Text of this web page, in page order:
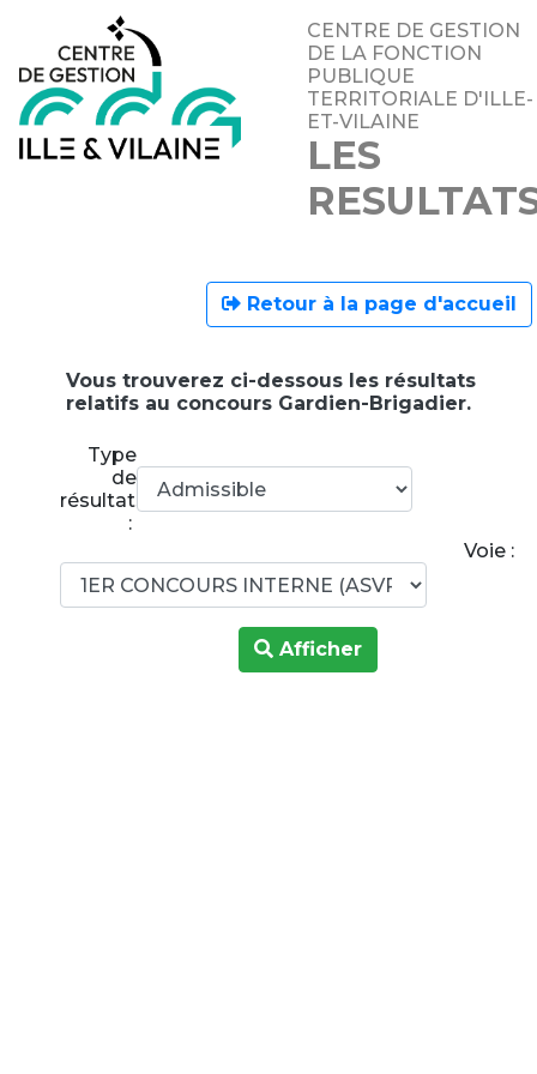
CENTRE DE GESTION
DE LA FONCTION
PUBLIQUE
TERRITORIALE D'ILLE-
ET-VILAINE
LES
Retour à la page d'accueil
Vous trouverez ci-dessous les résultats
relatifs au concours Gardien-Brigadier.
Type
de
résultats
:
Voie :
Afficher